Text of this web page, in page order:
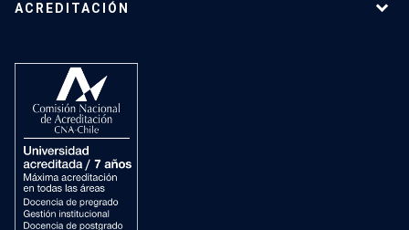
ACREDITACIÓN